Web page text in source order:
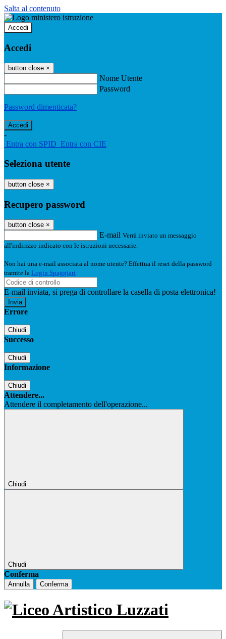
Salta al contenuto
Accedi
Accedi
button close ×
Nome Utente
Password
Password dimenticata?
-
Entra con SPID Entra con CIE
Seleziona utente
button close ×
Recupero password
button close ×
E-mail Verrà inviato un messaggio
all'indirizzo indicato con le istruzioni necessarie.
Non hai una e-mail associata al nome utente? Effettua il reset della password
tramite la Login Spaggiari
E-mail inviata, si prega di controllare la casella di posta elettronica!
Errore
Chiudi
Successo
Chiudi
Informazione
Chiudi
Attendere...
Attendere il completamento dell'operazione...
Chiudi
Chiudi
Conferma
Annulla Conferma